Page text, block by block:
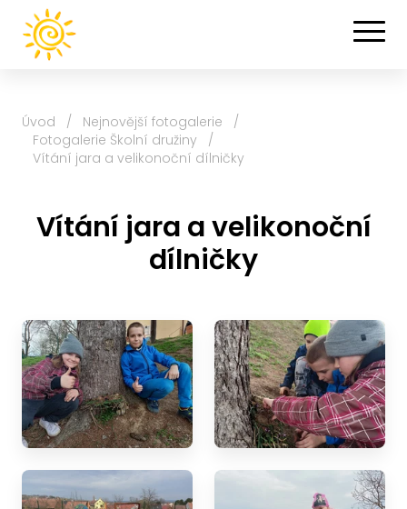
Úvod / Nejnovější fotogalerie
/
Fotogalerie Školní družiny
/
Vítání jara a velikonoční dílničky
Vítání jara a velikonoční
dílničky